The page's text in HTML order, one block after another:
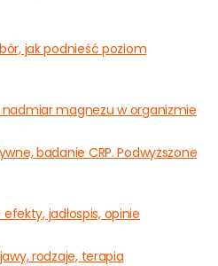
jak podnieść poziom
magnezu w organizmie
badanie CRP. Podwyższone
jadłospis, opinie
rodzaje, terapia